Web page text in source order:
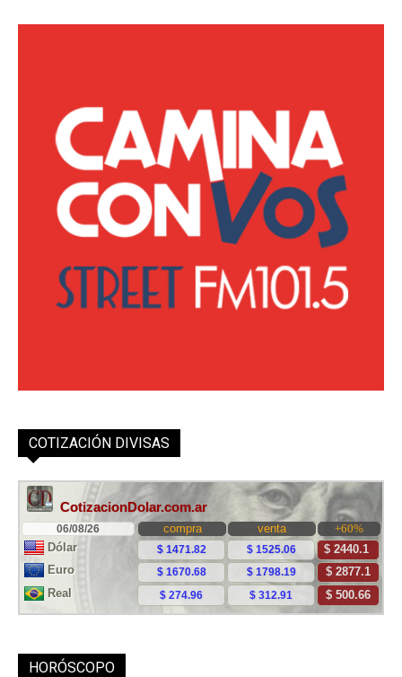
COTIZACIÓN DIVISAS
HORÓSCOPO